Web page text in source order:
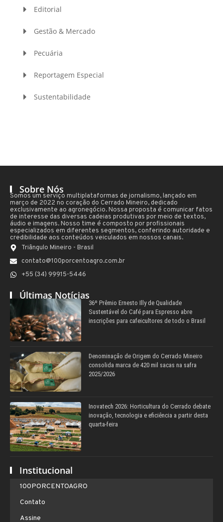
Editorial
Gestão & Mercado
Pecuária
Reportagem Especial
Sustentabilidade
Sobre Nós
Somos um serviço multiplataformas de jornalismo, lançado em
março de 2022 no coração do Cerrado Mineiro, dedicado
exclusivamente ao agronegócio. Nossa proposta é comunicar fatos
de interesse das diversas cadeias produtivas por meio de textos,
áudio e imagens. Nosso time é composto por profissionais
especializados em diferentes segmentos, conferindo autoridade e
credibilidade aos conteúdos veiculados em nossos canais.
Triângulo Mineiro - Brasil
contato@100porcentoagro.com.br
+55 (34) 99915-5446
Últimas Notícias
36º Prêmio Ernesto Illy de Qualidade
Sustentável do Café para Espresso abre
inscrições para cafeicultores de todo o Brasil
Denominação de Origem do Cerrado Mineiro
consolida marca de 420 mil sacas na safra
2025/2026
Inovatech 2026: Horticultura do Cerrado debate
inovação, tecnologia e eficiência a partir desta
quarta-feira
Institucional
100PORCENTOAGRO
Contato
Assine